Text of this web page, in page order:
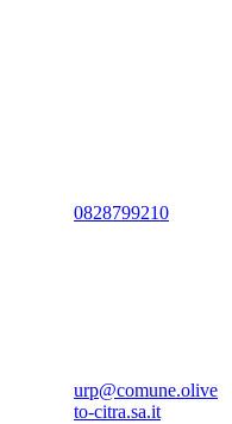
0828799210
urp@comune.olive
to-citra.sa.it